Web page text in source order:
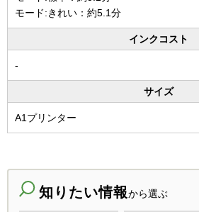
モード:きれい：約5.1分
インクコスト
-
サイズ
A1プリンター
知りたい情報から選ぶ